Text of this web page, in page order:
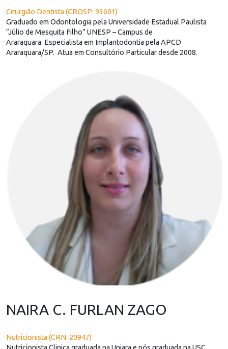
Cirurgião Dentista (CROSP: 93601)
Graduado em Odontologia pela Universidade Estadual Paulista
“Júlio de Mesquita Filho” UNESP – Campus de
Araraquara. Especialista em Implantodontia pela APCD
Araraquara/SP. Atua em Consultório Particular desde 2008.
NAIRA C. FURLAN ZAGO
Nutricionista (CRN: 20947)